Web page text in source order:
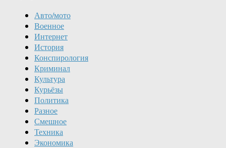
Авто/мото
Военное
Интернет
История
Конспирология
Криминал
Культура
Курьёзы
Политика
Разное
Смешное
Техника
Экономика